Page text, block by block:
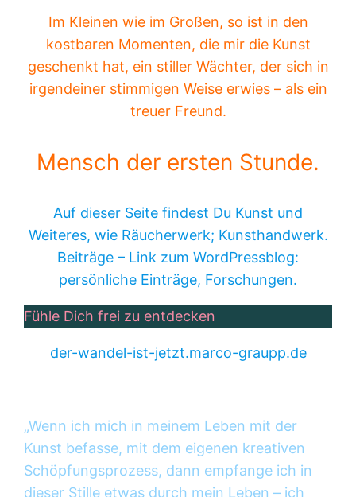
Im Kleinen wie im Großen, so ist in den
kostbaren Momenten, die mir die Kunst
geschenkt hat, ein stiller Wächter, der sich in
irgendeiner stimmigen Weise erwies – als ein
treuer Freund.
Mensch der ersten Stunde.
Auf dieser Seite findest Du Kunst und
Weiteres, wie Räucherwerk; Kunsthandwerk.
Beiträge – Link zum WordPressblog:
persönliche Einträge, Forschungen.
Fühle Dich frei zu entdecken
der-wandel-ist-jetzt.marco-graupp.de
„Wenn ich mich in meinem Leben mit der
Kunst befasse, mit dem eigenen kreativen
Schöpfungsprozess, dann empfange ich in
dieser Stille etwas durch mein Leben – ich